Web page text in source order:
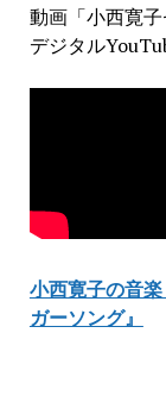
動画「小西寛
デジタル
小西寛子の音
ガーソング』